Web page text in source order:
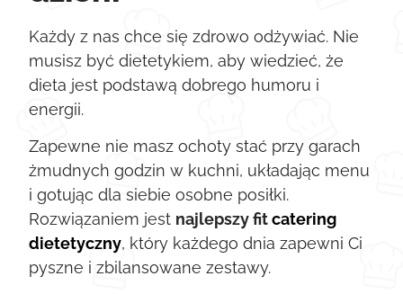
Każdy z nas chce się zdrowo odżywiać. Nie
musisz być dietetykiem, aby wiedzieć, że
dieta jest podstawą dobrego humoru i
energii.
Zapewne nie masz ochoty stać przy garach
żmudnych godzin w kuchni, układając menu
i gotując dla siebie osobne posiłki.
Rozwiązaniem jest najlepszy fitcatering
dietetyczny, który każdego dnia zapewni Ci
pyszne i zbilansowane zestawy.